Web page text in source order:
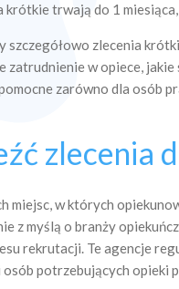
krótkie trwają do 1
szczegółowo zlecenia
w opiece,
zarówno dla osób
zlecenia
miejsc, w których
z myślą o branży
rekrutacji. Te agencje
osób potrzebujących opieki